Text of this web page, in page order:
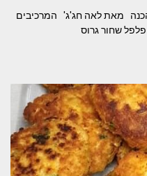
מאת לאה חג'ג' המרכיבים